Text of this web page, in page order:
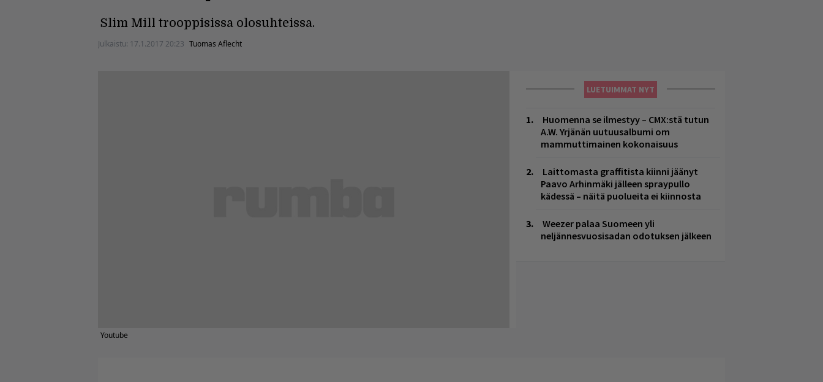
Slim Mill trooppisissa olosuhteissa.
Julkaistu: 17.1.2017 20:23 Tuomas Aflecht
Youtube
LUETUIMMAT NYT
Huomenna se ilmestyy – CMX:stä tutun
A.W. Yrjänän uutuusalbumi om
mammuttimainen kokonaisuus
Laittomasta graffitista kiinni jäänyt
Paavo Arhinmäki jälleen spraypullo
kädessä – näitä puolueita ei kiinnosta
Weezer palaa Suomeen yli
neljännesvuosisadan odotuksen jälkeen